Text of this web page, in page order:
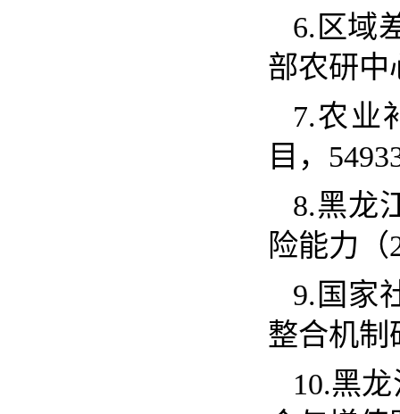
6. 区域
部农研中
7.农业
目，
8.黑龙
险能力（
9. 国家
整合机制
10.黑